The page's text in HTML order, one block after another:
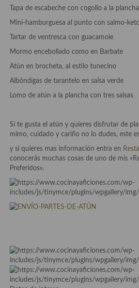
Adobos
Aperitivos
Bocadillos, hamburguesas, sándwich,
Entrantes y primeros platos
Entrantes
Gazpachos, salmorejos, sopas y cremas
Quínoa
Pasta
Arroces Y fideuás
Cuscús
Huevos
Tapa de escabeche con cogollo a la
Mini-hamburguesa al punto con salmo-
Tartar de ventresca con guacamole
Mormo encebollado como en Barbate
Atún en brocheta, al estilo tunecino
Albóndigas de tarantelo en salsa verde
Lomo de atún a la plancha con tres salsas
Si te gusta el atún y quieres disfrutar de
mimo, cuidado y cariño no lo dudes, este
y si quieres mas información entra en
conocerás muchas cosas de uno de mis
Preferidos».